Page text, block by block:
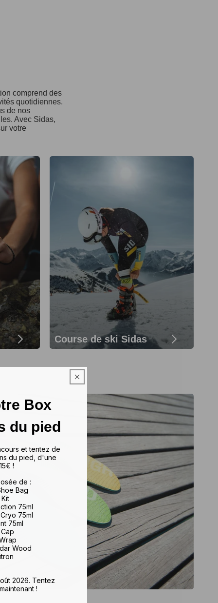
comprend des
quotidiennes.
de nos
Avec Sidas,
votre
Course de ski Sidas
Box
du pied
et tentez de
du pied, d'une
!
de :
Bag
75ml
75ml
75ml
Wood
2026. Tentez
!